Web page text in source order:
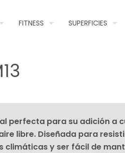
FITNESS SUPERFICIES
perfecta para su adición a
libre. Diseñada para
climáticas y ser fácil de